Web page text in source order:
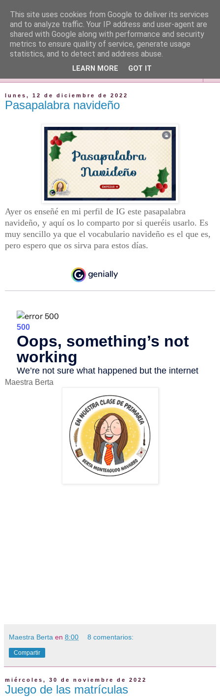
lunes, 12 de diciembre de 2022
Pasapalabra navideño
Ayer os enseñé en mi perfil de IG este pasapalabra
navideño, y aquí os lo comparto por si queréis usarlo. Es
muy sencillo ya que el vocabulario navideño es el que es,
pero espero que os sirva para estos días.
Maestra Berta
Maestra Berta en 8:00 8 comentarios:
Compartir
miércoles, 30 de noviembre de 2022
Juego de las matrículas
This site uses cookies from Google to deliver its services
and to analyze traffic. Your IP address and user-agent are
shared with Google along with performance and security
metrics to ensure quality of service, generate usage
statistics, and to detect and address abuse.
LEARN MORE GOT IT